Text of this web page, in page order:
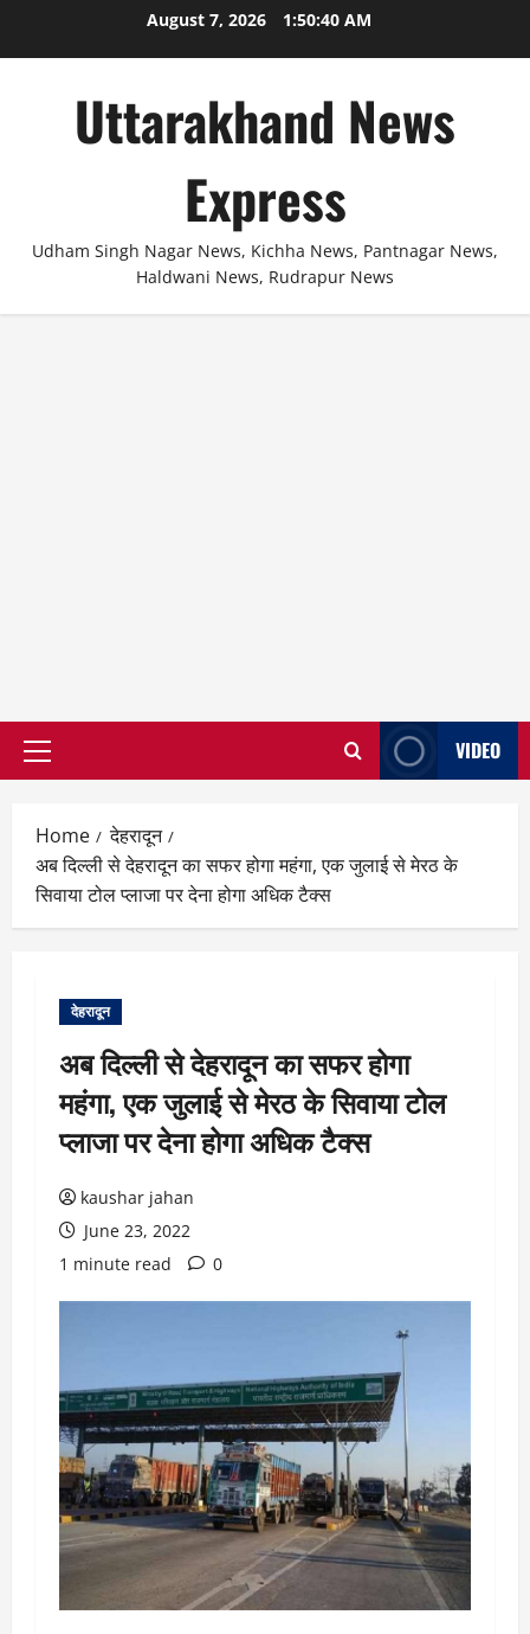
August 7, 2026 1:50:41 AM
Uttarakhand News
Express
Udham Singh Nagar News, Kichha News, Pantnagar News,
Haldwani News, Rudrapur News
Primary
VIDEO
Home
देहरादून
अब दिल्ली से देहरादून का सफर होगा महंगा, एक जुलाई से मेरठ के
सिवाया टोल प्लाजा पर देना होगा अधिक टैक्स
देहरादून
अब दिल्ली से देहरादून का सफर होगा
महंगा, एक जुलाई से मेरठ के सिवाया टोल
प्लाजा पर देना होगा अधिक टैक्स
kaushar jahan
June 23, 2022
1 minute read
0